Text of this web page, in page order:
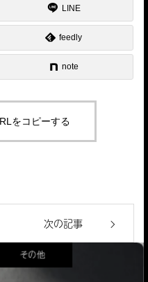
LINE
feedly
note
をコピーする
次の記事
その他